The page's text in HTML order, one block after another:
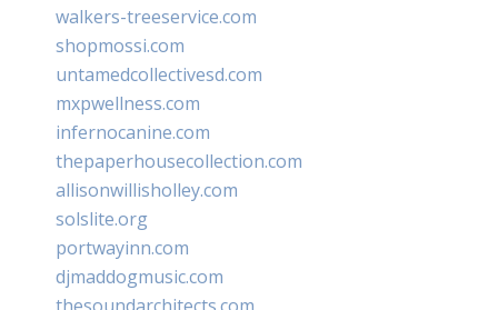
walkers-treeservice.com
shopmossi.com
untamedcollectivesd.com
mxpwellness.com
infernocanine.com
thepaperhousecollection.com
allisonwillisholley.com
solslite.org
portwayinn.com
djmaddogmusic.com